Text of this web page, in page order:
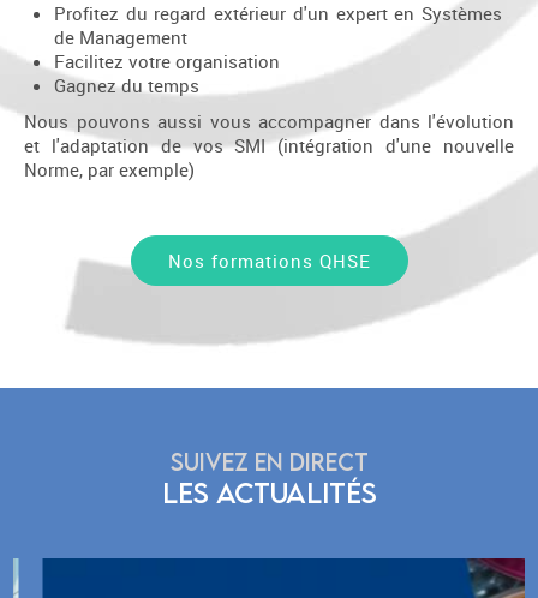
profitez du regard extérieur d'un expert en Systèmes
de Management
facilitez votre organisation
gagnez du temps
Nous pouvons aussi vous accompagner dans l'évolution
et l'adaptation de vos SMI (intégration d'une nouvelle
Norme, par exemple)
Nos formations QHSE
SUIVEZ EN DIRECT
LES ACTUALITÉS